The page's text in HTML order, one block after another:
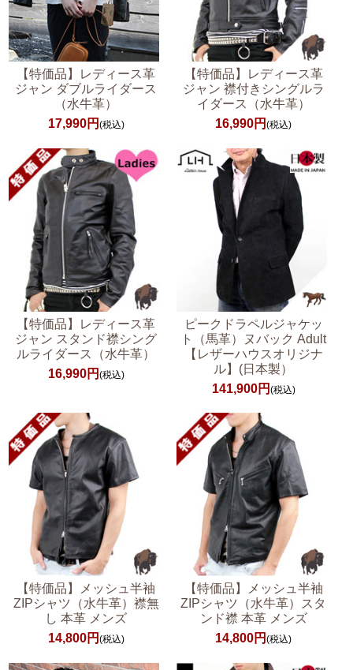
【特価品】レディース革
ジャン ダブルライダース
（水牛革）
17,990円 (税込)
【特価品】レディース革
ジャン 襟付きシングルラ
イダース（水牛革）
16,990円(税込)
【特価品】レディース革
ジャン スタンド襟シング
ルライダース（水牛革）
16,990円 (税込)
ピークドラペルジャケッ
ト（馬革）ヌバック Adult
【レザーハウスオリジナ
ル】(日本製）
141,900円 (税込)
【特価品】メッシュ半袖
ZIPシャツ（水牛革）襟無
し 本革 メンズ
14,800円 (税込)
【特価品】メッシュ半袖
ZIPシャツ（水牛革）スタ
ンド襟 本革 メンズ
14,800円(税込)